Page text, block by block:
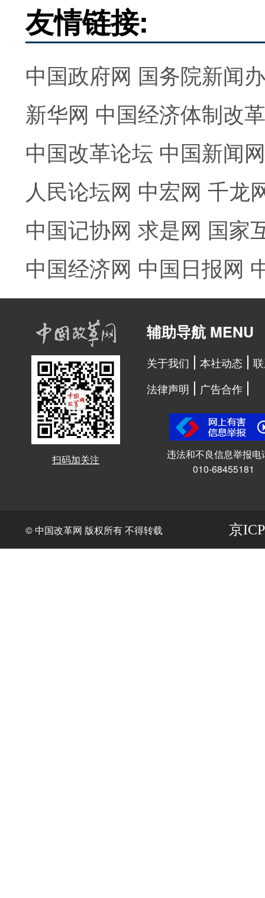
友情链接:
中国政府网 国务院新闻
新华网 中国经济体制改
中国改革论坛 中国新闻网
人民论坛网 中宏网 千龙
中国记协网 求是网 国家
中国经济网 中国日报网
扫码加关注
辅助导航 MENU
关于我们 本社动态
法律声明
广告合作
违法和不良信息举报电
010-68455181
© 中国改革网 版权所有 不得转载 京